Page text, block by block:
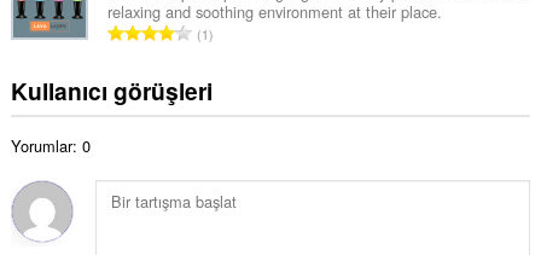
ı
:a
y
s
ı
a
m
y
s
ı
s
relaxing and soothing environment at their place.
T
l
o
y
1
Kullanıcı görüşleri
Yorumlar: 0